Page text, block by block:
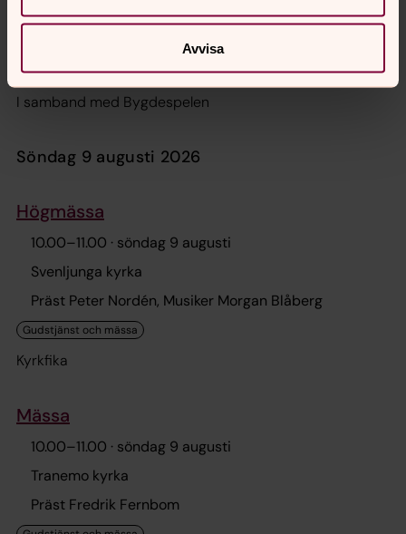
Avvisa
Mossebo kyrka
I samband med Bygdespelen
söndag 9 augusti 2026
Högmässa
10.00–11.00 · söndag 9 augusti
Svenljunga kyrka
Präst Peter Nordén, Musiker Morgan Blåberg
Kyrkfika
Mässa
10.00–11.00 · söndag 9 augusti
Tranemo kyrka
Präst Fredrik Fernbom